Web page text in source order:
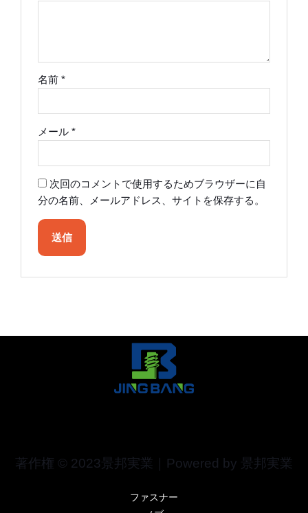
名前*
メール*
次回のコメントで使用するためブラウザーに自
分の名前、メールアドレス、サイトを保存する。
著作権 © 2023景邦実業｜Powered by 景邦実業
ファスナー